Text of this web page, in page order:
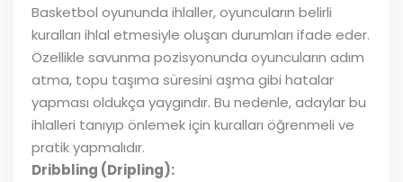
Basketbol oyununda ihlaller, oyuncuların belirli
kuralları ihlal etmesiyle oluşan durumları ifade eder.
Özellikle savunma pozisyonunda oyuncuların adım
atma, topu taşıma süresini aşma gibi hatalar
yapması oldukça yaygındır. Bu nedenle, adaylar bu
ihlalleri tanıyıp önlemek için kuralları öğrenmeli ve
pratik yapmalıdır.
Dribbling (Dripling):